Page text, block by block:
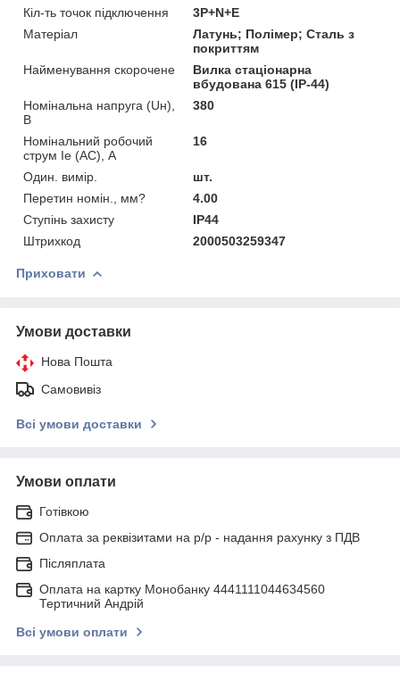
Кіл-ть точок підключення
3P+N+E
Матеріал
Латунь; Полімер; Сталь з
покриттям
Найменування скорочене
Вилка стаціонарна
вбудована 615 (IP-44)
Номінальна напруга (Uн),
В
380
Номінальний робочий
струм Ie (AC), А
16
Один. вимір.
шт.
Перетин номін., мм?
4.00
Ступінь захисту
IP44
Штрихкод
2000503259347
Приховати
Умови доставки
Нова Пошта
Самовивіз
Всі умови доставки
Умови оплати
Готівкою
Оплата за реквізитами на р/р - надання рахунку з ПДВ
Післяплата
Оплата на картку Монобанку 4441111044634560
Тертичний Андрій
Всі умови оплати